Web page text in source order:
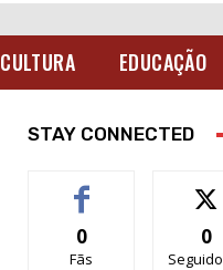
CULTURA EDUCAÇÃO
STAY CONNECTED
0
Fãs
0